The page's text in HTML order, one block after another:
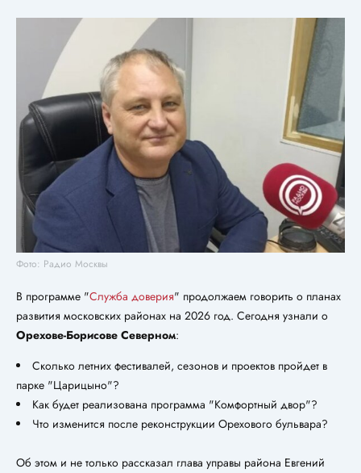
Фото: Радио Москвы
В программе "Служба доверия" продолжаем говорить о планах
развития московских районах на 2026 год. Сегодня узнали о
Орехове-Борисове Северном:
Сколько летних фестивалей, сезонов и проектов пройдет в
парке "Царицыно"?
Как будет реализована программа "Комфортный двор"?
Что изменится после реконструкции Орехового бульвара?
Об этом и не только рассказал глава управы района Евгений